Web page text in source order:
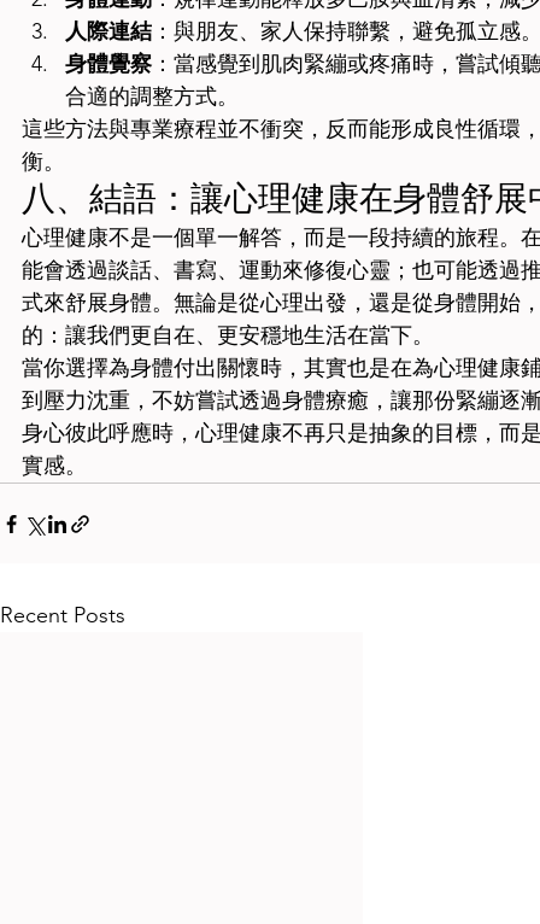
人際連結 ：與朋友、家人保持聯繫，避免孤立感
身體覺察 ：當感覺到肌肉緊繃或疼痛時，嘗試傾
合適的調整方式。
這些方法與專業療程並不衝突，反而能形成良性循環
衡。
八、結語：讓心理健康在身體舒展
心理健康不是一個單一解答，而是一段持續的旅程。
能會透過談話、書寫、運動來修復心靈；也可能透過
式來舒展身體。無論是從心理出發，還是從身體開始
的：讓我們更自在、更安穩地生活在當下。
當你選擇為身體付出關懷時，其實也是在為心理健康
到壓力沈重，不妨嘗試透過身體療癒，讓那份緊繃逐
身心彼此呼應時，心理健康不再只是抽象的目標，而
實感。
Recent Posts